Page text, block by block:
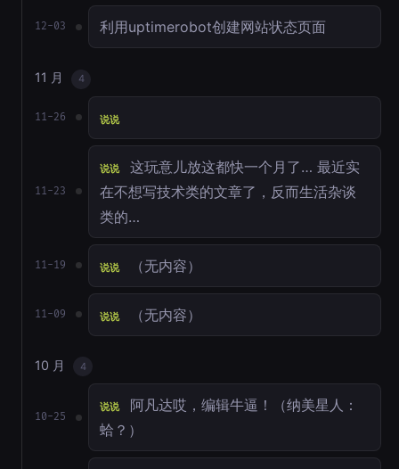
12-03 利用uptimerobot创建网站状态页面
11 月 4
11-26 说说
11-23
说说
这玩意儿放这都快一个月了… 最近实
在不想写技术类的文章了，反而生活杂谈
类的…
11-19 说说 （无内容）
11-09 说说 （无内容）
10 月 4
10-25
说说
阿凡达哎，编辑牛逼！（纳美星人：
蛤？）